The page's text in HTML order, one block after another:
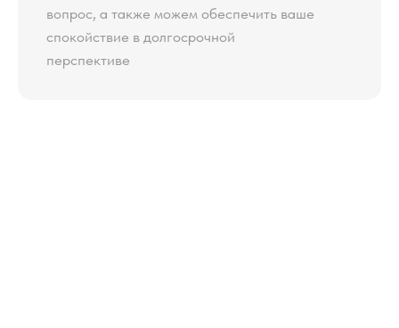
вопрос, а также можем обеспечить ваше
спокойствие в долгосрочной
перспективе